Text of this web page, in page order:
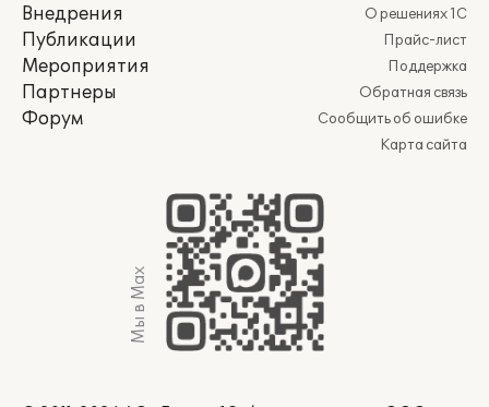
Внедрения
Публикации
Мероприятия
Партнеры
Форум
О решениях 1С
Прайс-лист
Поддержка
Обратная связь
Сообщить об ошибке
Карта сайта
Мы в Max